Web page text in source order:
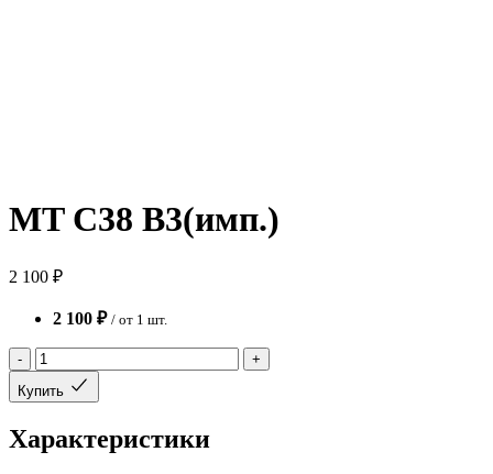
MT C38 B3(имп.)
2 100 ₽
2 100 ₽ / от 1 шт.
-
+
Купить
Характеристики